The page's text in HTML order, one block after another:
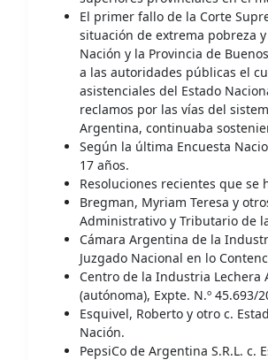
El primer fallo de la Corte
situación de extrema pobreza
Nación y la Provincia de
a las autoridades públicas el
asistenciales del Estado
reclamos por las vías del
Argentina, continuaba
Según la última Encuesta
17 años.
Resoluciones recientes que
Bregman, Myriam Teresa y
Administrativo y Tributario de
Cámara Argentina de la
Juzgado Nacional en lo
Centro de la Industria Lechera
(autónoma), Expte. N.º
Esquivel, Roberto y otro c.
Nación.
PepsiCo de Argentina S.R.L. c.